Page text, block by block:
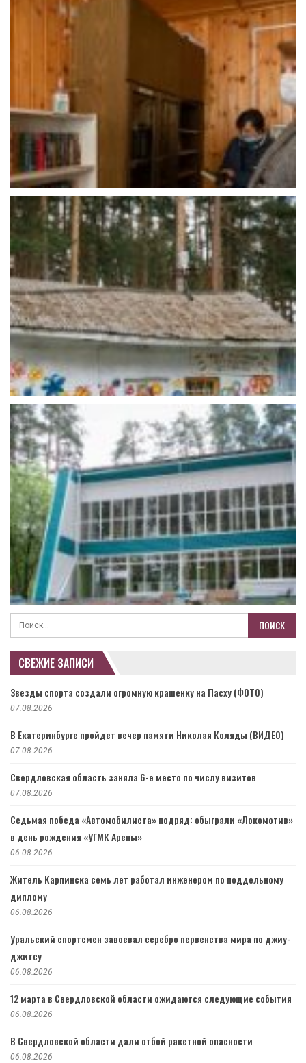
СВЕЖИЕ ЗАПИСИ
Звезды спорта создали огромную крашенку на Пасху (ФОТО)
07.08.2026
В Екатеринбурге пройдет вечер памяти Николая Коляды (ВИДЕО)
07.08.2026
Свердловская область заняла 6-е место по числу визитов
07.08.2026
Седьмая победа «Автомобилиста» подряд: обыграли «Локомотив»
в день рождения «УГМК Арены»
06.08.2026
Житель Карпинска семь лет работал инженером по поддельному
диплому
06.08.2026
Уральский спортсмен завоевал серебро первенства мира по джиу-
джитсу
06.08.2026
12 марта в Свердловской области ожидаются следующие события
06.08.2026
В Свердловской области дали отбой ракетной опасности
06.08.2026